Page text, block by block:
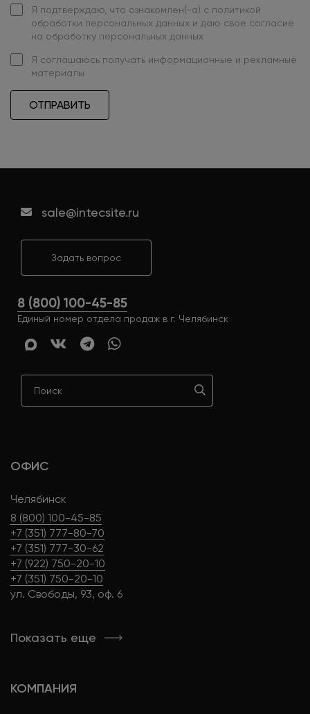
Я подтверждаю, что ознакомлен(-а) с политикой
обработки персональных данных и даю свое согласие
на обработку персональных данных
Я соглашаюсь получать информационные и рекламные
материалы
ОТПРАВИТЬ
sale@intecsite.ru
Задать вопрос
8 (800) 100-45-85
Единый номер отдела продаж в г. Челябинск
ОФИС
Челябинск
8 (800) 100-45-85
+7 (351) 777-80-70
+7 (351) 777-30-62
+7 (922) 750-20-10
+7 (351) 750-20-10
ул. Свободы, 93, оф. 6
Показать еще
КОМПАНИЯ